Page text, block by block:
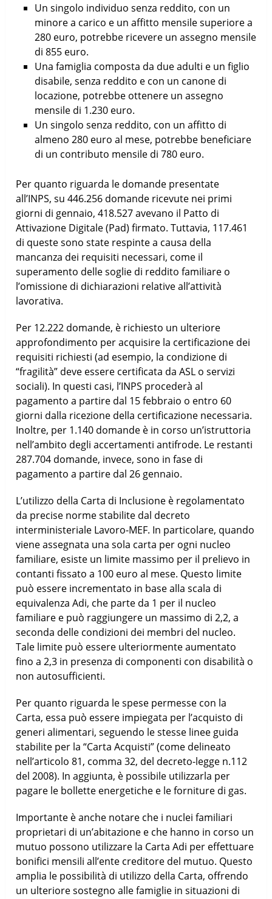
Un singolo individuo senza reddito, con un
minore a carico e un affitto mensile superiore a
280 euro, potrebbe ricevere un assegno mensile
di 855 euro.
Una famiglia composta da due adulti e un figlio
disabile, senza reddito e con un canone di
locazione, potrebbe ottenere un assegno
mensile di 1.230 euro.
Un singolo senza reddito, con un affitto di
almeno 280 euro al mese, potrebbe beneficiare
di un contributo mensile di 780 euro.
Per quanto riguarda le domande presentate
all’INPS, su 446.256 domande ricevute nei primi
giorni di gennaio, 418.527 avevano il Patto di
Attivazione Digitale (Pad) firmato. Tuttavia, 117.461
di queste sono state respinte a causa della
mancanza dei requisiti necessari, come il
superamento delle soglie di reddito familiare o
l’omissione di dichiarazioni relative all’attività
lavorativa.
Per 12.222 domande, è richiesto un ulteriore
approfondimento per acquisire la certificazione dei
requisiti richiesti (ad esempio, la condizione di
“fragilità” deve essere certificata da ASL o servizi
sociali). In questi casi, l’INPS procederà al
pagamento a partire dal 15 febbraio o entro 60
giorni dalla ricezione della certificazione necessaria.
Inoltre, per 1.140 domande è in corso un’istruttoria
nell’ambito degli accertamenti antifrode. Le restanti
287.704 domande, invece, sono in fase di
pagamento a partire dal 26 gennaio.
L’utilizzo della Carta di Inclusione è regolamentato
da precise norme stabilite dal decreto
interministeriale Lavoro-MEF. In particolare, quando
viene assegnata una sola carta per ogni nucleo
familiare, esiste un limite massimo per il prelievo in
contanti fissato a 100 euro al mese. Questo limite
può essere incrementato in base alla scala di
equivalenza Adi, che parte da 1 per il nucleo
familiare e può raggiungere un massimo di 2,2, a
seconda delle condizioni dei membri del nucleo.
Tale limite può essere ulteriormente aumentato
fino a 2,3 in presenza di componenti con disabilità o
non autosufficienti.
Per quanto riguarda le spese permesse con la
Carta, essa può essere impiegata per l’acquisto di
generi alimentari, seguendo le stesse linee guida
stabilite per la “Carta Acquisti” (come delineato
nell’articolo 81, comma 32, del decreto-legge n.112
del 2008). In aggiunta, è possibile utilizzarla per
pagare le bollette energetiche e le forniture di gas.
Importante è anche notare che i nuclei familiari
proprietari di un’abitazione e che hanno in corso un
mutuo possono utilizzare la Carta Adi per effettuare
bonifici mensili all’ente creditore del mutuo. Questo
amplia le possibilità di utilizzo della Carta, offrendo
un ulteriore sostegno alle famiglie in situazioni di